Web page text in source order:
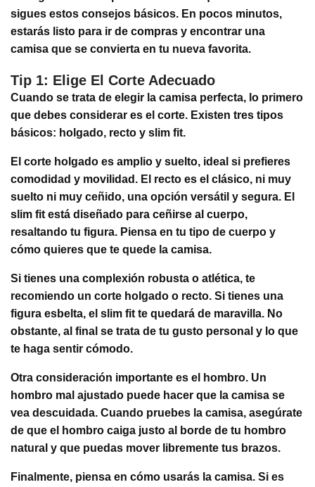
sigues estos consejos básicos. En pocos minutos,
estarás listo para ir de compras y encontrar una
camisa que se convierta en tu nueva favorita.
Tip 1: Elige El Corte Adecuado
Cuando se trata de elegir la camisa perfecta, lo primero
que debes considerar es el corte. Existen tres tipos
básicos: holgado, recto y slim fit.
El corte holgado es amplio y suelto, ideal si prefieres
comodidad y movilidad. El recto es el clásico, ni muy
suelto ni muy ceñido, una opción versátil y segura. El
slim fit está diseñado para ceñirse al cuerpo,
resaltando tu figura. Piensa en tu tipo de cuerpo y
cómo quieres que te quede la camisa.
Si tienes una complexión robusta o atlética, te
recomiendo un corte holgado o recto. Si tienes una
figura esbelta, el slim fit te quedará de maravilla. No
obstante, al final se trata de tu gusto personal y lo que
te haga sentir cómodo.
Otra consideración importante es el hombro. Un
hombro mal ajustado puede hacer que la camisa se
vea descuidada. Cuando pruebes la camisa, asegúrate
de que el hombro caiga justo al borde de tu hombro
natural y que puedas mover libremente tus brazos.
Finalmente, piensa en cómo usarás la camisa. Si es